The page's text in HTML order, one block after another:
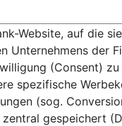
Website, auf die
Unternehmens der
(Consent) zu
spezifische
(sog.
gespeichert